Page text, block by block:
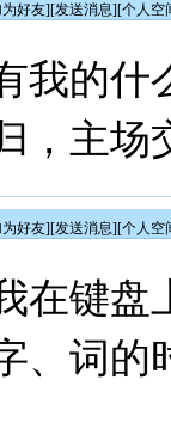
为好友][发送消息][个人空
我的
，主场
为好友][发送消息][个人空
在键盘
、词的